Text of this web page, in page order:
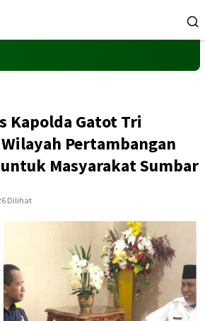
Kapolda Gatot Tri
Pertambangan
Masyarakat Sumbar
Dilihat